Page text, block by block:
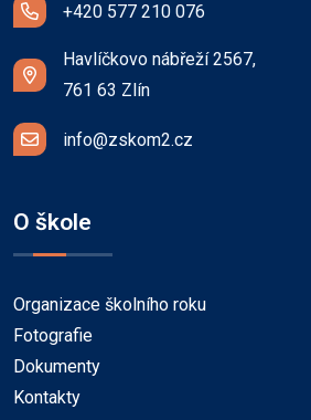
+420 577 210 076
Havlíčkovo nábřeží 2567,
761 63 Zlín
info@zskom2.cz
O škole
Organizace školního roku
Fotografie
Dokumenty
Kontakty